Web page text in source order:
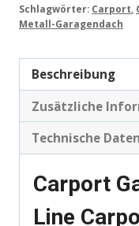
Schlagwörter: Carport
Metall-Garagendach
Beschreibung
Zusätzliche
Technische Daten
Carport
Line